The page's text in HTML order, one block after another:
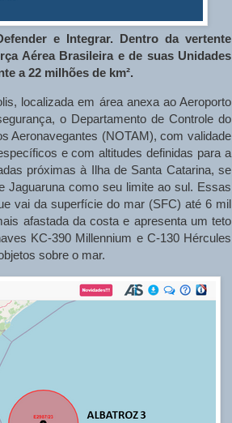
e Integrar. Dentro da vertente
Aérea Brasileira e de suas Unidades
a 22 milhões de km².
localizada em área anexa ao Aeroporto
o Departamento de Controle do
Aeronavegantes (NOTAM), com validade
e com altitudes definidas para a
próximas à Ilha de Santa Catarina, se
Jaguaruna como seu limite ao sul. Essas
vai da superfície do mar (SFC) até 6 mil
afastada da costa e apresenta um teto
KC-390 Millennium e C-130 Hércules
sobre o mar.